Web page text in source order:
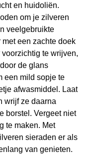
en huidoliën.
om je zilveren
veelgebruikte
een zachte doek
te wrijven,
de glans
een mild sopje te
afwasmiddel. Laat
wrijf ze daarna
borstel. Vergeet niet
te maken. Met
sieraden er als
van genieten.